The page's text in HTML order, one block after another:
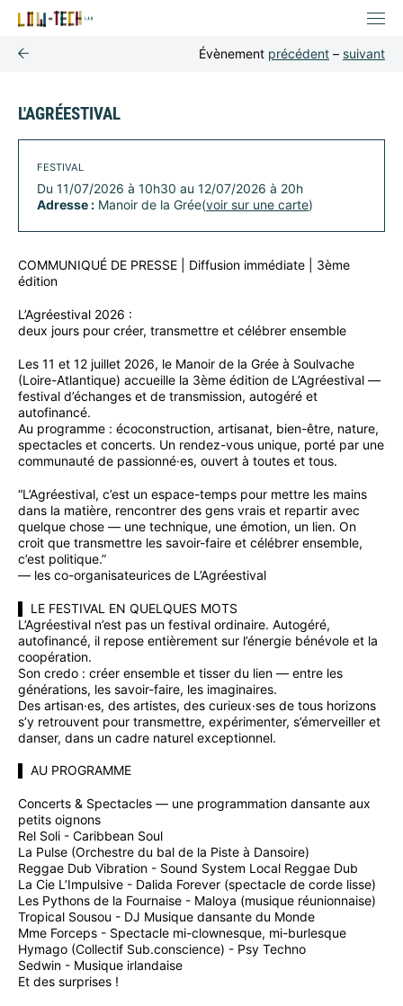
Évènement précédent – suivant
L'AGRÉESTIVAL
FESTIVAL
Du 11/07/2026 à 10h30 au 12/07/2026 à 20h
Adresse : Manoir de la Grée(voir sur une carte)
COMMUNIQUÉ DE PRESSE | Diffusion immédiate | 3ème
édition
L’Agréestival 2026 :
deux jours pour créer, transmettre et célébrer ensemble
Les 11 et 12 juillet 2026, le Manoir de la Grée à Soulvache
(Loire-Atlantique) accueille la 3ème édition de L’Agréestival —
festival d’échanges et de transmission, autogéré et
autofinancé.
Au programme : écoconstruction, artisanat, bien-être, nature,
spectacles et concerts. Un rendez-vous unique, porté par une
communauté de passionné·es, ouvert à toutes et tous.
“L’Agréestival, c’est un espace-temps pour mettre les mains
dans la matière, rencontrer des gens vrais et repartir avec
quelque chose — une technique, une émotion, un lien. On
croit que transmettre les savoir-faire et célébrer ensemble,
c’est politique.”
— les co-organisateurices de L’Agréestival
▌ LE FESTIVAL EN QUELQUES MOTS
L’Agréestival n’est pas un festival ordinaire. Autogéré,
autofinancé, il repose entièrement sur l’énergie bénévole et la
coopération.
Son credo : créer ensemble et tisser du lien — entre les
générations, les savoir-faire, les imaginaires.
Des artisan·es, des artistes, des curieux·ses de tous horizons
s’y retrouvent pour transmettre, expérimenter, s’émerveiller et
danser, dans un cadre naturel exceptionnel.
▌ AU PROGRAMME
Concerts & Spectacles — une programmation dansante aux
petits oignons
Rel Soli - Caribbean Soul
La Pulse (Orchestre du bal de la Piste à Dansoire)
Reggae Dub Vibration - Sound System Local Reggae Dub
La Cie L’Impulsive - Dalida Forever (spectacle de corde lisse)
Les Pythons de la Fournaise - Maloya (musique réunionnaise)
Tropical Sousou - DJ Musique dansante du Monde
Mme Forceps - Spectacle mi-clownesque, mi-burlesque
Hymago (Collectif Sub.conscience) - Psy Techno
Sedwin - Musique irlandaise
Et des surprises !